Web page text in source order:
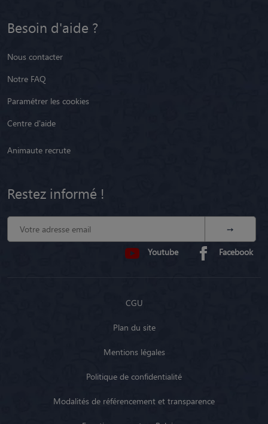
Besoin d'aide ?
Nous contacter
Notre FAQ
Paramétrer les cookies
Centre d'aide
Animaute recrute
Restez informé !
Youtube Facebook
CGU
Plan du site
Mentions légales
Politique de confidentialité
Modalités de référencement et transparence